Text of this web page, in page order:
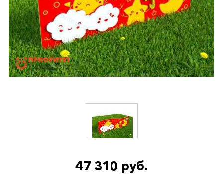
47 310 руб.